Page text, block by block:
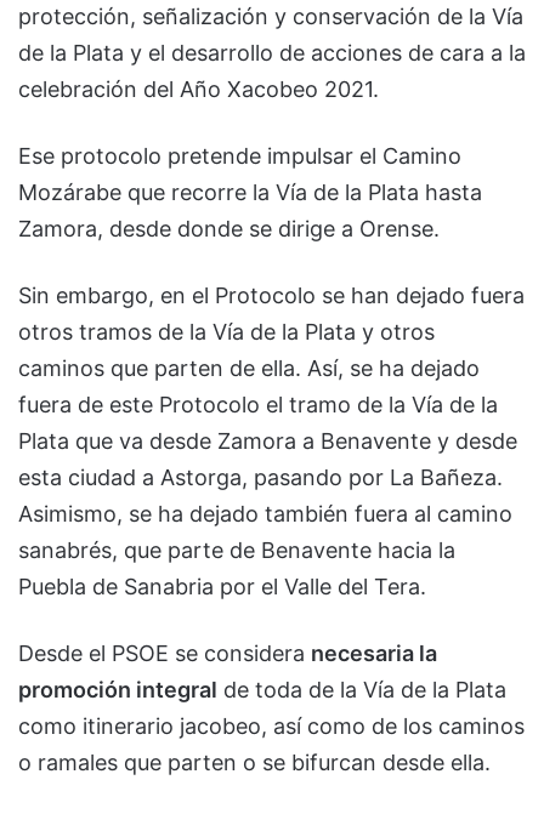
protección, señalización y conservación de la Vía
de la Plata y el desarrollo de acciones de cara a la
celebración del Año Xacobeo 2021.
Ese protocolo pretende impulsar el Camino
Mozárabe que recorre la Vía de la Plata hasta
Zamora, desde donde se dirige a Orense.
Sin embargo, en el Protocolo se han dejado fuera
otros tramos de la Vía de la Plata y otros
caminos que parten de ella. Así, se ha dejado
fuera de este Protocolo el tramo de la Vía de la
Plata que va desde Zamora a Benavente y desde
esta ciudad a Astorga, pasando por La Bañeza.
Asimismo, se ha dejado también fuera al camino
sanabrés, que parte de Benavente hacia la
Puebla de Sanabria por el Valle del Tera.
Desde el PSOE se considera necesaria la
promoción integral de toda de la Vía de la Plata
como itinerario jacobeo, así como de los caminos
o ramales que parten o se bifurcan desde ella.